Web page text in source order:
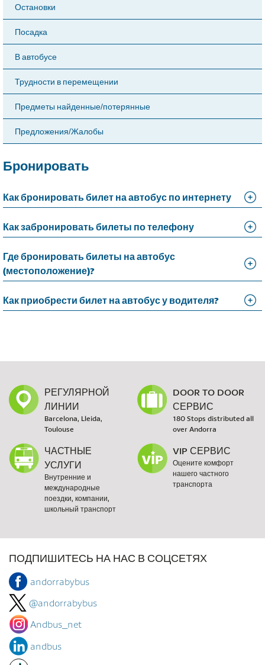
Остановки
Посадка
В автобусе
Трудности в перемещении
Предметы найденные/потерянные
Предложения/Жалобы
Бронировать
Как бронировать билет на автобус по интернету
Как забронировать билеты по телефону
Где бронировать билеты на автобус
(местоположение)?
Как приобрести билет на автобус у водителя?
РЕГУЛЯРНОЙ
ЛИНИИ
Barcelona, Lleida,
Toulouse
DOOR TO DOOR
СЕРВИС
180 Stops distributed all
over Andorra
ЧАСТНЫЕ
УСЛУГИ
Внутренние и
международные
поездки, компании,
школьный транспорт
VIP СЕРВИС
Оцените комфорт
нашего частного
транспорта
ПОДПИШИТЕСЬ НА НАС В СОЦСЕТЯХ
andorrabybus
@andorrabybus
Andbus_net
andbus